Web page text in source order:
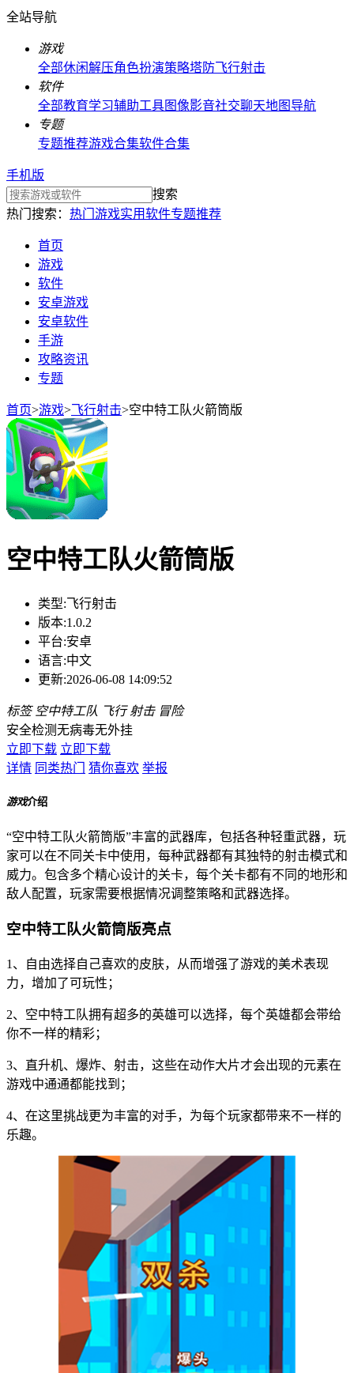
全站导航
游戏
全部休闲解压角色扮演策略塔防飞行射击
软件
全部教育学习辅助工具图像影音社交聊天地图导航
专题
专题推荐游戏合集软件合集
手机版
搜索
热门搜索： 热门游戏实用软件专题推荐
首页
游戏
软件
安卓游戏
安卓软件
手游
攻略资讯
专题
首页>游戏>飞行射击>空中特工队火箭筒版
空中特工队火箭筒版
类型:飞行射击
版本:1.0.2
平台:安卓
语言:中文
更新:2026-06-08 14:09:52
标签 空中特工队 飞行 射击 冒险
安全检测无病毒无外挂
立即下载 立即下载
详情 同类热门 猜你喜欢 举报
游戏介绍
“空中特工队火箭筒版”丰富的武器库，包括各种轻重武器，玩
家可以在不同关卡中使用，每种武器都有其独特的射击模式和
威力。包含多个精心设计的关卡，每个关卡都有不同的地形和
敌人配置，玩家需要根据情况调整策略和武器选择。
空中特工队火箭筒版亮点
1、自由选择自己喜欢的皮肤，从而增强了游戏的美术表现
力，增加了可玩性；
2、空中特工队拥有超多的英雄可以选择，每个英雄都会带给
你不一样的精彩；
3、直升机、爆炸、射击，这些在动作大片才会出现的元素在
游戏中通通都能找到；
4、在这里挑战更为丰富的对手，为每个玩家都带来不一样的
乐趣。